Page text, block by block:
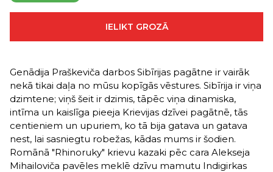
IELIKT GROZĀ
Genādija Praškeviča darbos Sibīrijas pagātne ir vairāk
nekā tikai daļa no mūsu kopīgās vēstures. Sibīrija ir viņa
dzimtene; viņš šeit ir dzimis, tāpēc viņa dinamiska,
intīma un kaislīga pieeja Krievijas dzīvei pagātnē, tās
centieniem un upuriem, ko tā bija gatava un gatava
nest, lai sasniegtu robežas, kādas mums ir šodien.
Romānā "Rhinoruky" krievu kazaki pēc cara Alekseja
Mihailoviča pavēles meklē dzīvu mamutu Indigirkas